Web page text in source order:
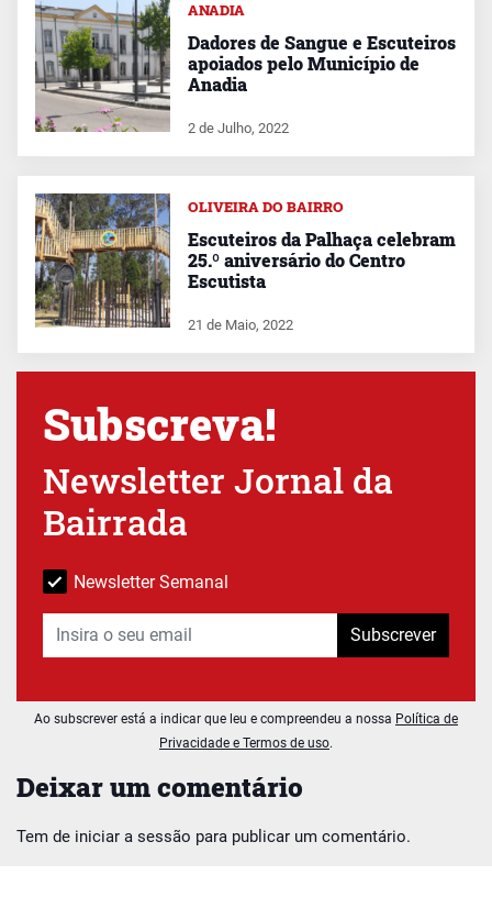
Deixar um comentário
Tem de iniciar a sessão para publicar um comentário.
ANADIA
Dadores de Sangue e Escuteiros
apoiados pelo Município de
Anadia
2 de Julho, 2022
OLIVEIRA DO BAIRRO
Escuteiros da Palhaça celebram
25.º aniversário do Centro
Escutista
21 de Maio, 2022
Subscreva!
Newsletter Jornal da
Bairrada
Newsletter Semanal
Subscrever
Ao subscrever está a indicar que leu e compreendeu a nossa Política de
Privacidade e Termos de uso.